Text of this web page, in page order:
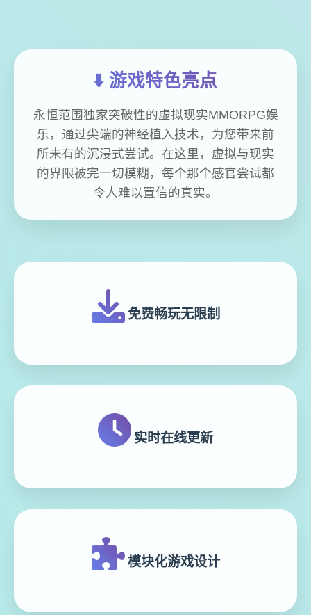
⬇️ 游戏特色亮点
永恒范围独家突破性的虚拟现实MMORPG娱
乐，通过尖端的神经植入技术，为您带来前
所未有的沉浸式尝试。在这里，虚拟与现实
的界限被完一切模糊，每个那个感官尝试都
令人难以置信的真实。
免费畅玩无限制
实时在线更新
模块化游戏设计